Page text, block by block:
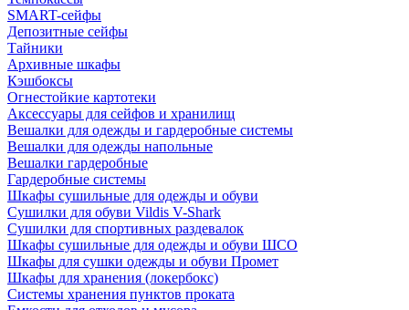
SMART-сейфы
Депозитные сейфы
Тайники
Архивные шкафы
Кэшбоксы
Огнестойкие картотеки
Аксессуары для сейфов и хранилищ
Вешалки для одежды и гардеробные системы
Вешалки для одежды напольные
Вешалки гардеробные
Гардеробные системы
Шкафы сушильные для одежды и обуви
Сушилки для обуви Vildis V-Shark
Сушилки для спортивных раздевалок
Шкафы сушильные для одежды и обуви ШСО
Шкафы для сушки одежды и обуви Промет
Шкафы для хранения (локербокс)
Системы хранения пунктов проката